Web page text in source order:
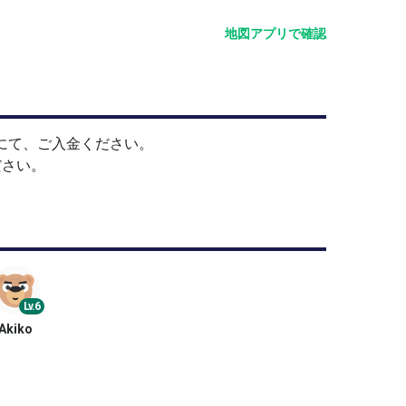
地図アプリで確認
、ご入金ください。
い。
Lv.6